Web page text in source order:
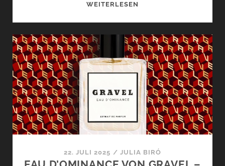
WEITERLESEN
POMINA:
DIE
PARFÜMEURIN
HINTER
EAU
D’ESIRE
VON
GRAVEL
22. JULI 2025 / JULIA BIRÓ